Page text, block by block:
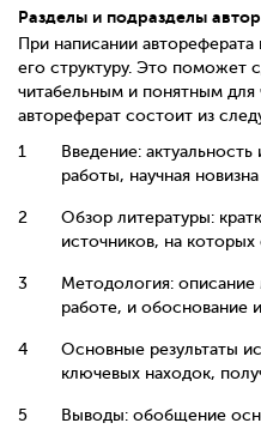
Разделы и подразделы
При написании
его структуру. Это поможет
читабельным и понятным для
автореферат состоит из
Введение:
работы, научная
Обзор литературы:
источников, на
Методология: описание
работе, и обоснование
Основные результаты
ключевых находок,
Выводы: обобщение